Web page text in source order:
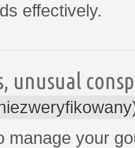
effectively.
unusual
manage your